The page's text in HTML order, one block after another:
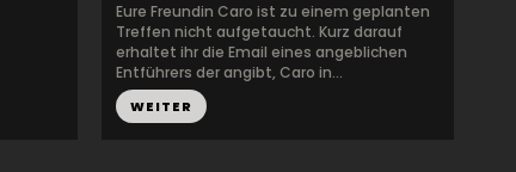
Eure Freundin Caro ist zu einem geplanten
Treffen nicht aufgetaucht. Kurz darauf
erhaltet ihr die Email eines angeblichen
Entführers der angibt, Caro in...
WEITER